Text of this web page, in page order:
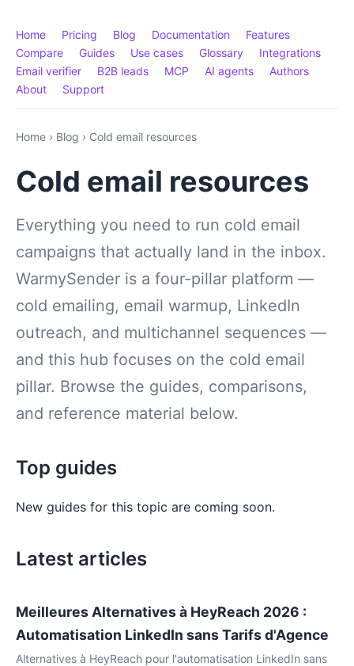
Home Pricing Blog Documentation
Features
Compare
Guides Use cases Glossary
Integrations
Email verifier
B2B leads MCP AI agents
Authors
About
Support
Home › Blog › Cold email resources
Cold email resources
Everything you need to run cold email
campaigns that actually land in the inbox.
WarmySender is a four-pillar platform —
cold emailing, email warmup, LinkedIn
outreach, and multichannel sequences —
and this hub focuses on the cold email
pillar. Browse the guides, comparisons,
and reference material below.
Top guides
New guides for this topic are coming soon.
Latest articles
Meilleures Alternatives à HeyReach 2026 :
Automatisation LinkedIn sans Tarifs d'Agence
Alternatives à HeyReach pour l'automatisation LinkedIn sans